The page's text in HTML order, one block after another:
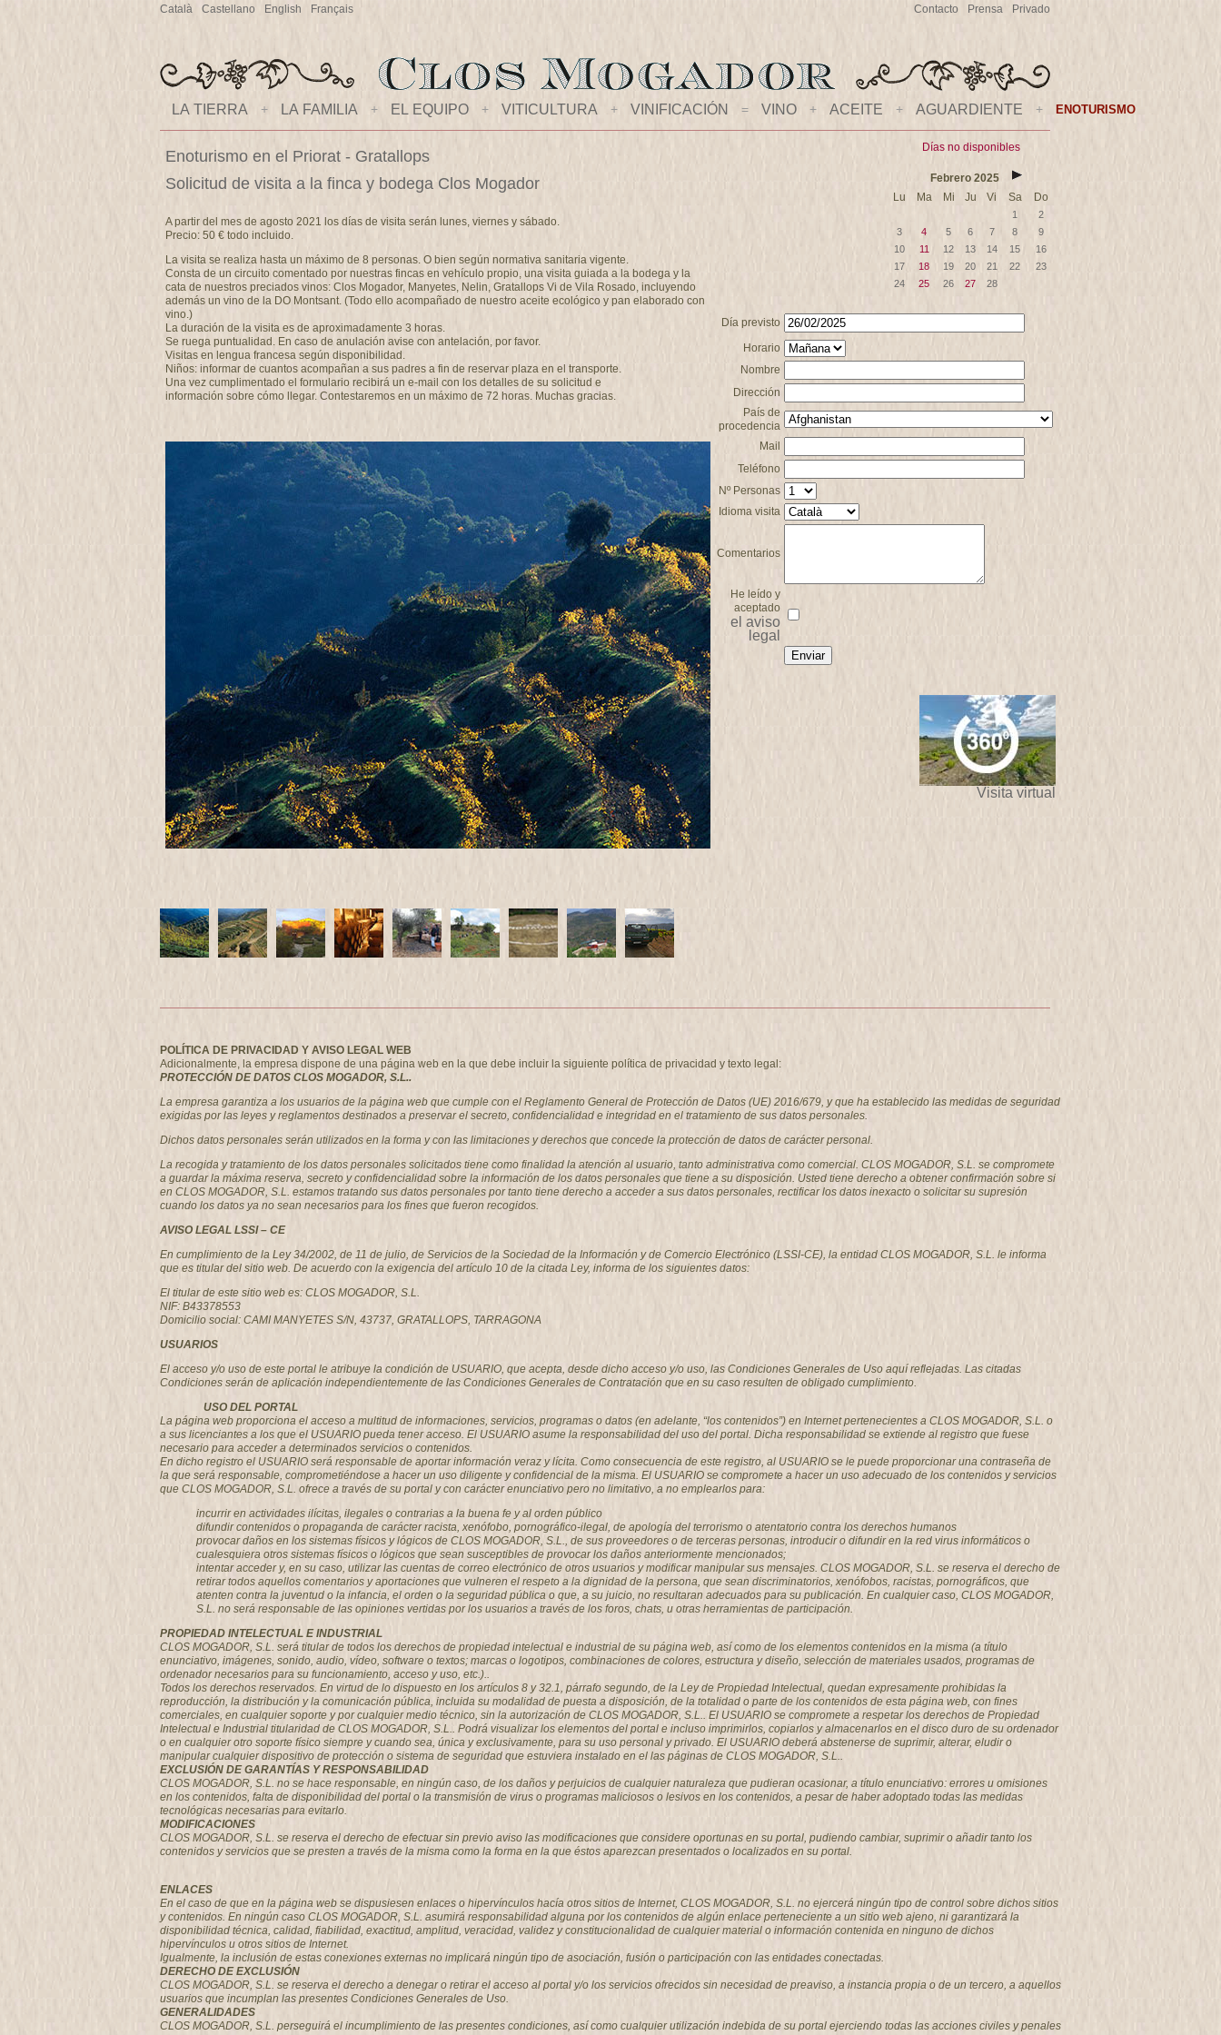
Català Castellano English Français Privado
Prensa
Contacto
LA TIERRA + LA FAMILIA + EL EQUIPO + VITICULTURA + VINIFICACIÓN = VINO + ACEITE + AGUARDIENTE + ENOTURISMO
Enoturismo en el Priorat - Gratallops
Solicitud de visita a la finca y bodega Clos Mogador
A partir del mes de agosto 2021 los días de visita serán lunes, viernes y sábado.
Precio: 50 € todo incluido.
La visita se realiza hasta un máximo de 8 personas. O bien según normativa sanitaria vigente.
Consta de un circuito comentado por nuestras fincas en vehículo propio, una visita guiada a la bodega y la
cata de nuestros preciados vinos: Clos Mogador, Manyetes, Nelin, Gratallops Vi de Vila Rosado, incluyendo
además un vino de la DO Montsant. (Todo ello acompañado de nuestro aceite ecológico y pan elaborado con
vino.)
La duración de la visita es de aproximadamente 3 horas.
Se ruega puntualidad. En caso de anulación avise con antelación, por favor.
Visitas en lengua francesa según disponibilidad.
Niños: informar de cuantos acompañan a sus padres a fin de reservar plaza en el transporte.
Una vez cumplimentado el formulario recibirá un e-mail con los detalles de su solicitud e
información sobre cómo llegar. Contestaremos en un máximo de 72 horas. Muchas gracias.
Días no disponibles
Febrero 2025
Lu
Ma Mi Ju Vi Sa Do
1
2
3
4 5 6 7 8
9
10
11 12 13 14 15
16
17
18 19 20 21 22
23
24
25 26 27 28
Día previsto
Horario
Nombre
Dirección
País de
procedencia
Mail
Teléfono
Nº Personas
Idioma visita
Comentarios
He leído y
aceptado
el aviso
legal
Visita virtual
POLÍTICA DE PRIVACIDAD Y AVISO LEGAL WEB
Adicionalmente, la empresa dispone de una página web en la que debe incluir la siguiente política de privacidad y texto legal:
PROTECCIÓN DE DATOS CLOS MOGADOR, S.L..
La empresa garantiza a los usuarios de la página web que cumple con el Reglamento General de Protección de Datos (UE) 2016/679, y que ha establecido las medidas de seguridad
exigidas por las leyes y reglamentos destinados a preservar el secreto, confidencialidad e integridad en el tratamiento de sus datos personales.
Dichos datos personales serán utilizados en la forma y con las limitaciones y derechos que concede la protección de datos de carácter personal.
La recogida y tratamiento de los datos personales solicitados tiene como finalidad la atención al usuario, tanto administrativa como comercial. CLOS MOGADOR, S.L. se compromete
a guardar la máxima reserva, secreto y confidencialidad sobre la información de los datos personales que tiene a su disposición. Usted tiene derecho a obtener confirmación sobre si
en CLOS MOGADOR, S.L. estamos tratando sus datos personales por tanto tiene derecho a acceder a sus datos personales, rectificar los datos inexacto o solicitar su supresión
cuando los datos ya no sean necesarios para los fines que fueron recogidos.
AVISO LEGAL LSSI – CE
En cumplimiento de la Ley 34/2002, de 11 de julio, de Servicios de la Sociedad de la Información y de Comercio Electrónico (LSSI-CE), la entidad CLOS MOGADOR, S.L. le informa
que es titular del sitio web. De acuerdo con la exigencia del artículo 10 de la citada Ley, informa de los siguientes datos:
El titular de este sitio web es: CLOS MOGADOR, S.L.
NIF: B43378553
Domicilio social: CAMI MANYETES S/N, 43737, GRATALLOPS, TARRAGONA
USUARIOS
El acceso y/o uso de este portal le atribuye la condición de USUARIO, que acepta, desde dicho acceso y/o uso, las Condiciones Generales de Uso aquí reflejadas. Las citadas
Condiciones serán de aplicación independientemente de las Condiciones Generales de Contratación que en su caso resulten de obligado cumplimiento.
USO DEL PORTAL
La página web proporciona el acceso a multitud de informaciones, servicios, programas o datos (en adelante, “los contenidos”) en Internet pertenecientes a CLOS MOGADOR, S.L. o
a sus licenciantes a los que el USUARIO pueda tener acceso. El USUARIO asume la responsabilidad del uso del portal. Dicha responsabilidad se extiende al registro que fuese
necesario para acceder a determinados servicios o contenidos.
En dicho registro el USUARIO será responsable de aportar información veraz y lícita. Como consecuencia de este registro, al USUARIO se le puede proporcionar una contraseña de
la que será responsable, comprometiéndose a hacer un uso diligente y confidencial de la misma. El USUARIO se compromete a hacer un uso adecuado de los contenidos y servicios
que CLOS MOGADOR, S.L. ofrece a través de su portal y con carácter enunciativo pero no limitativo, a no emplearlos para:
incurrir en actividades ilícitas, ilegales o contrarias a la buena fe y al orden público
difundir contenidos o propaganda de carácter racista, xenófobo, pornográfico-ilegal, de apología del terrorismo o atentatorio contra los derechos humanos
provocar daños en los sistemas físicos y lógicos de CLOS MOGADOR, S.L., de sus proveedores o de terceras personas, introducir o difundir en la red virus informáticos o
cualesquiera otros sistemas físicos o lógicos que sean susceptibles de provocar los daños anteriormente mencionados;
intentar acceder y, en su caso, utilizar las cuentas de correo electrónico de otros usuarios y modificar manipular sus mensajes. CLOS MOGADOR, S.L. se reserva el derecho de
retirar todos aquellos comentarios y aportaciones que vulneren el respeto a la dignidad de la persona, que sean discriminatorios, xenófobos, racistas, pornográficos, que
atenten contra la juventud o la infancia, el orden o la seguridad pública o que, a su juicio, no resultaran adecuados para su publicación. En cualquier caso, CLOS MOGADOR,
S.L. no será responsable de las opiniones vertidas por los usuarios a través de los foros, chats, u otras herramientas de participación.
PROPIEDAD INTELECTUAL E INDUSTRIAL
CLOS MOGADOR, S.L. será titular de todos los derechos de propiedad intelectual e industrial de su página web, así como de los elementos contenidos en la misma (a título
enunciativo, imágenes, sonido, audio, vídeo, software o textos; marcas o logotipos, combinaciones de colores, estructura y diseño, selección de materiales usados, programas de
ordenador necesarios para su funcionamiento, acceso y uso, etc.)..
Todos los derechos reservados. En virtud de lo dispuesto en los artículos 8 y 32.1, párrafo segundo, de la Ley de Propiedad Intelectual, quedan expresamente prohibidas la
reproducción, la distribución y la comunicación pública, incluida su modalidad de puesta a disposición, de la totalidad o parte de los contenidos de esta página web, con fines
comerciales, en cualquier soporte y por cualquier medio técnico, sin la autorización de CLOS MOGADOR, S.L.. El USUARIO se compromete a respetar los derechos de Propiedad
Intelectual e Industrial titularidad de CLOS MOGADOR, S.L.. Podrá visualizar los elementos del portal e incluso imprimirlos, copiarlos y almacenarlos en el disco duro de su ordenador
o en cualquier otro soporte físico siempre y cuando sea, única y exclusivamente, para su uso personal y privado. El USUARIO deberá abstenerse de suprimir, alterar, eludir o
manipular cualquier dispositivo de protección o sistema de seguridad que estuviera instalado en el las páginas de CLOS MOGADOR, S.L..
EXCLUSIÓN DE GARANTÍAS Y RESPONSABILIDAD
CLOS MOGADOR, S.L. no se hace responsable, en ningún caso, de los daños y perjuicios de cualquier naturaleza que pudieran ocasionar, a título enunciativo: errores u omisiones
en los contenidos, falta de disponibilidad del portal o la transmisión de virus o programas maliciosos o lesivos en los contenidos, a pesar de haber adoptado todas las medidas
tecnológicas necesarias para evitarlo.
MODIFICACIONES
CLOS MOGADOR, S.L. se reserva el derecho de efectuar sin previo aviso las modificaciones que considere oportunas en su portal, pudiendo cambiar, suprimir o añadir tanto los
contenidos y servicios que se presten a través de la misma como la forma en la que éstos aparezcan presentados o localizados en su portal.
ENLACES
En el caso de que en la página web se dispusiesen enlaces o hipervínculos hacía otros sitios de Internet, CLOS MOGADOR, S.L. no ejercerá ningún tipo de control sobre dichos sitios
y contenidos. En ningún caso CLOS MOGADOR, S.L. asumirá responsabilidad alguna por los contenidos de algún enlace perteneciente a un sitio web ajeno, ni garantizará la
disponibilidad técnica, calidad, fiabilidad, exactitud, amplitud, veracidad, validez y constitucionalidad de cualquier material o información contenida en ninguno de dichos
hipervínculos u otros sitios de Internet.
Igualmente, la inclusión de estas conexiones externas no implicará ningún tipo de asociación, fusión o participación con las entidades conectadas.
DERECHO DE EXCLUSIÓN
CLOS MOGADOR, S.L. se reserva el derecho a denegar o retirar el acceso al portal y/o los servicios ofrecidos sin necesidad de preaviso, a instancia propia o de un tercero, a aquellos
usuarios que incumplan las presentes Condiciones Generales de Uso.
GENERALIDADES
CLOS MOGADOR, S.L. perseguirá el incumplimiento de las presentes condiciones, así como cualquier utilización indebida de su portal ejerciendo todas las acciones civiles y penales